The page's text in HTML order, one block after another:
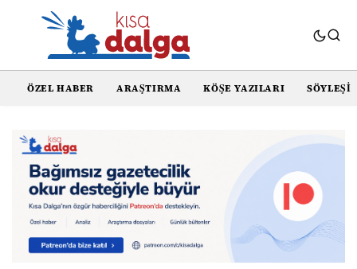
ÖZEL HABER ARAŞTIRMA KÖŞE YAZILARI SÖYLEŞI